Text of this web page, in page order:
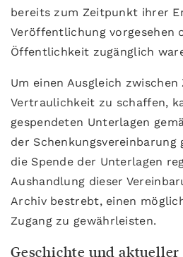
bereits zum Zeitpunkt ihrer
Veröffentlichung vorgesehen
Öffentlichkeit zugänglich
Um einen Ausgleich zwischen
Vertraulichkeit zu schaffen,
gespendeten Unterlagen
der Schenkungsvereinbarung
die Spende der Unterlagen
Aushandlung dieser
Archiv bestrebt, einen
Zugang zu gewährleisten.
Geschichte und aktueller